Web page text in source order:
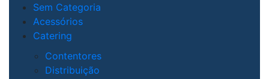
Sem Categoria
Acessórios
Catering
Contentores
Distribuição